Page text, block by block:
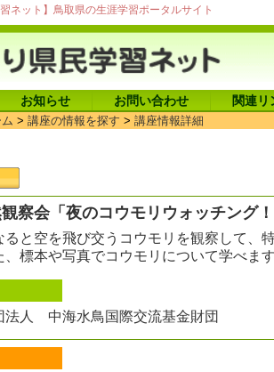
ネット】鳥取県の生涯学習ポータルサイト
お知らせ お問い合わせ 関連リ
> 講座の情報を探す > 講座情報詳細
観察会「夜のコウモリウォッチング
ると空を飛び交うコウモリを観察して、
、標本や写真でコウモリについて学べま
法人 中海水鳥国際交流基金財団